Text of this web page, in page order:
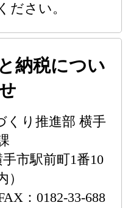
ださい。
納税につい
り推進部 横手
市駅前町1番10
：0182-33-688